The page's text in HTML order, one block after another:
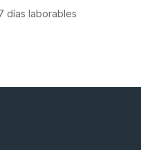
días laborables